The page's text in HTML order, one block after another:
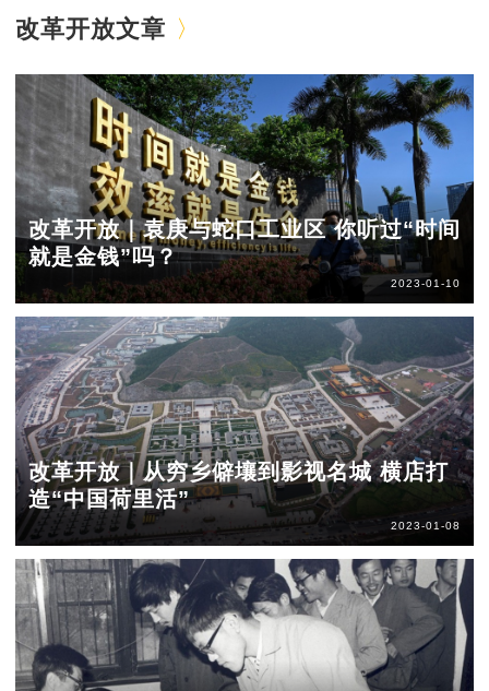
改革开放文章
改革开放｜袁庚与蛇口工业区 你听过“时间
就是金钱”吗？
2023-01-10
改革开放｜从穷乡僻壤到影视名城 横店打
造“中国荷里活”
2023-01-08